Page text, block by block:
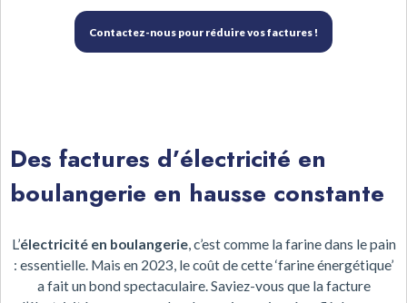
Contactez-nous pour réduire vos factures !
Des factures d’électricité en
boulangerie en hausse constante
L’électricité en boulangerie, c’est comme la farine dans le pain
: essentielle. Mais en 2023, le coût de cette ‘farine énergétique’
a fait un bond spectaculaire. Saviez-vous que la facture